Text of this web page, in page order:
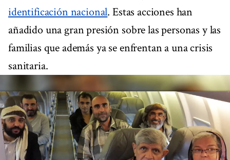
identificación nacional. Estas acciones han
añadido una gran presión sobre las personas y las
familias que además ya se enfrentan a una crisis
sanitaria.